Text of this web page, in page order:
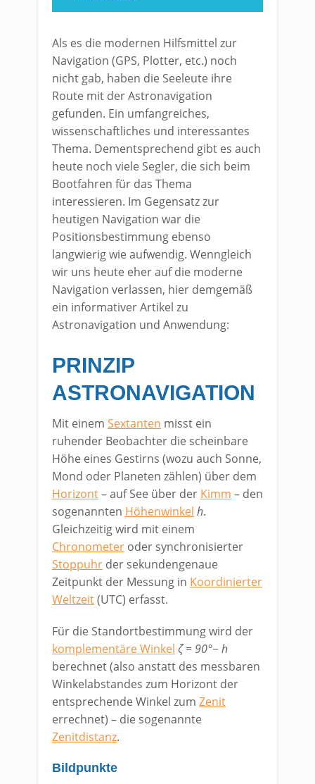
Als es die modernen Hilfsmittel zur
Navigation (GPS, Plotter, etc.) noch
nicht gab, haben die Seeleute ihre
Route mit der Astronavigation
gefunden. Ein umfangreiches,
wissenschaftliches und interessantes
Thema. Dementsprechend gibt es auch
heute noch viele Segler, die sich beim
Bootfahren für das Thema
interessieren. Im Gegensatz zur
heutigen Navigation war die
Positionsbestimmung ebenso
langwierig wie aufwendig. Wenngleich
wir uns heute eher auf die moderne
Navigation verlassen, hier demgemäß
ein informativer Artikel zu
Astronavigation und Anwendung:
PRINZIP
ASTRONAVIGATION
Mit einem Sextanten misst ein
ruhender Beobachter die scheinbare
Höhe eines Gestirns (wozu auch Sonne,
Mond oder Planeten zählen) über dem
Horizont– auf See über der Kimm – den
sogenannten Höhenwinkel h.
Gleichzeitig wird mit einem
Chronometer oder synchronisierter
Stoppuhr der sekundengenaue
Zeitpunkt der Messung in Koordinierter
Weltzeit(UTC) erfasst.
Für die Standortbestimmung wird der
komplementäre Winkel ζ = 90°− h
berechnet (also anstatt des messbaren
Winkelabstandes zum Horizont der
entsprechende Winkel zum Zenit
errechnet) – die sogenannte
Zenitdistanz.
Bildpunkte